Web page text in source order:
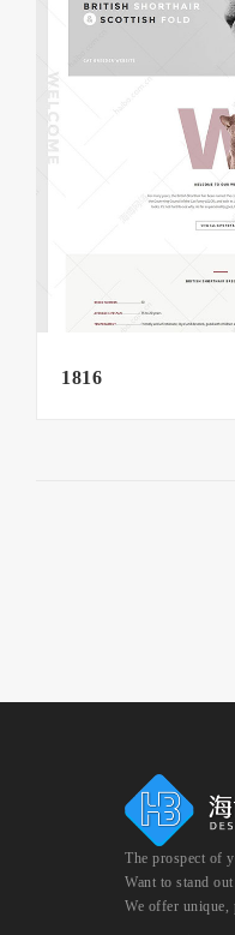
1816
The prospect of
Want to stand
We offer unique,